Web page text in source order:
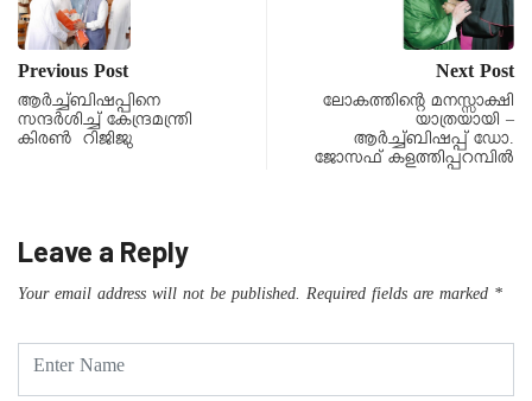
Previous Post
ആർച്ച്ബിഷപ്പിനെ
സന്ദർശിച്ച് കേന്ദ്രമന്ത്രി
കിരൺ റിജിജു
Next Post
ലോകത്തിന്റെ മനസ്സാക്ഷി
യാത്രയായി –
ആര്‍ച്ച്ബിഷപ്പ് ഡോ.
ജോസഫ് കളത്തിപ്പറമ്പില്‍
Leave a Reply
Your email address will not be published. Required fields are marked *